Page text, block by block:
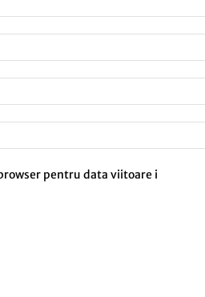
pentru data viitoare i